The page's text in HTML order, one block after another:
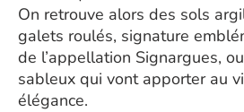
On retrouve alors des sols
galets roulés, signature
de l’appellation Signargues,
sableux qui vont apporter au
élégance.